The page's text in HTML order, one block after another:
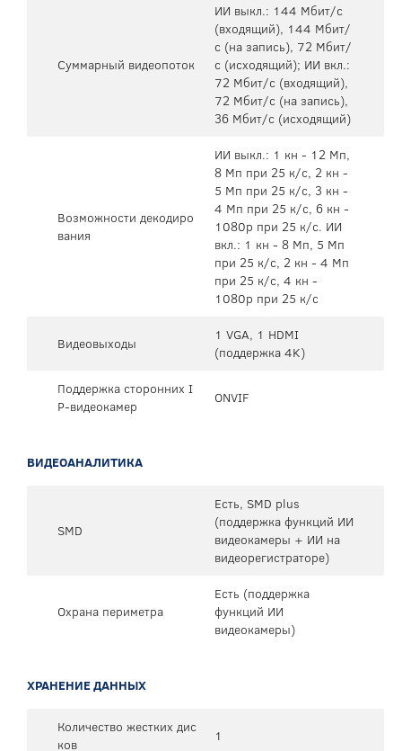
Суммарный видеопоток
ИИ выкл.: 144 Мбит/с
(входящий), 144 Мбит/
с (на запись), 72 Мбит/
с (исходящий); ИИ вкл.:
72 Мбит/с (входящий),
72 Мбит/с (на запись),
36 Мбит/с (исходящий)
Возможности декодиро
вания
ИИ выкл.: 1 кн - 12 Мп,
8 Мп при 25 к/с, 2 кн -
5 Мп при 25 к/с, 3 кн -
4 Мп при 25 к/с, 6 кн -
1080p при 25 к/с. ИИ
вкл.: 1 кн - 8 Мп, 5 Мп
при 25 к/с, 2 кн - 4 Мп
при 25 к/с, 4 кн -
1080p при 25 к/с
Видеовыходы
1 VGA, 1 HDMI
(поддержка 4K)
Поддержка сторонних I
P-видеокамер
ONVIF
ВИДЕОАНАЛИТИКА
SMD
Есть, SMD plus
(поддержка функций ИИ
видеокамеры + ИИ на
видеорегистраторе)
Охрана периметра
Есть (поддержка
функций ИИ
видеокамеры)
ХРАНЕНИЕ ДАННЫХ
Количество жестких дис
ков
1